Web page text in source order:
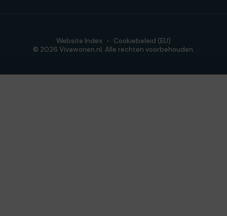
© 2026 Vivawonen.nl. Alle rechten voorbehouden.
Website Index Cookiebeleid (EU)